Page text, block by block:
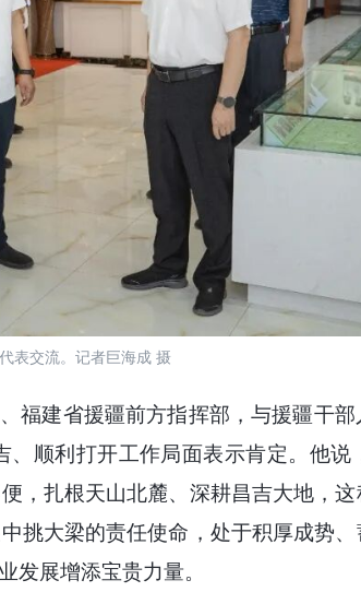
表交流。记者巨海成 摄
建省援疆前方指挥部，与援疆干部
顺利打开工作局面表示肯定。他
，扎根天山北麓、深耕昌吉大地，
大梁的责任使命，处于积厚成势、
发展增添宝贵力量。